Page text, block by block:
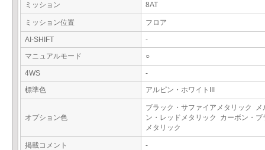
ミッション 8AT
ミッション位置 フロア
AI-SHIFT
-
マニュアルモード
○
4WS
-
標準色
アルピン・ホワイトIII
オプション色
ブラック・サファイアメタリック メ
ン・レッドメタリック カーボン・ブ
メタリック
掲載コメント -